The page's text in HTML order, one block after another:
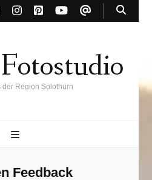
der Region Solothurn
Feedback